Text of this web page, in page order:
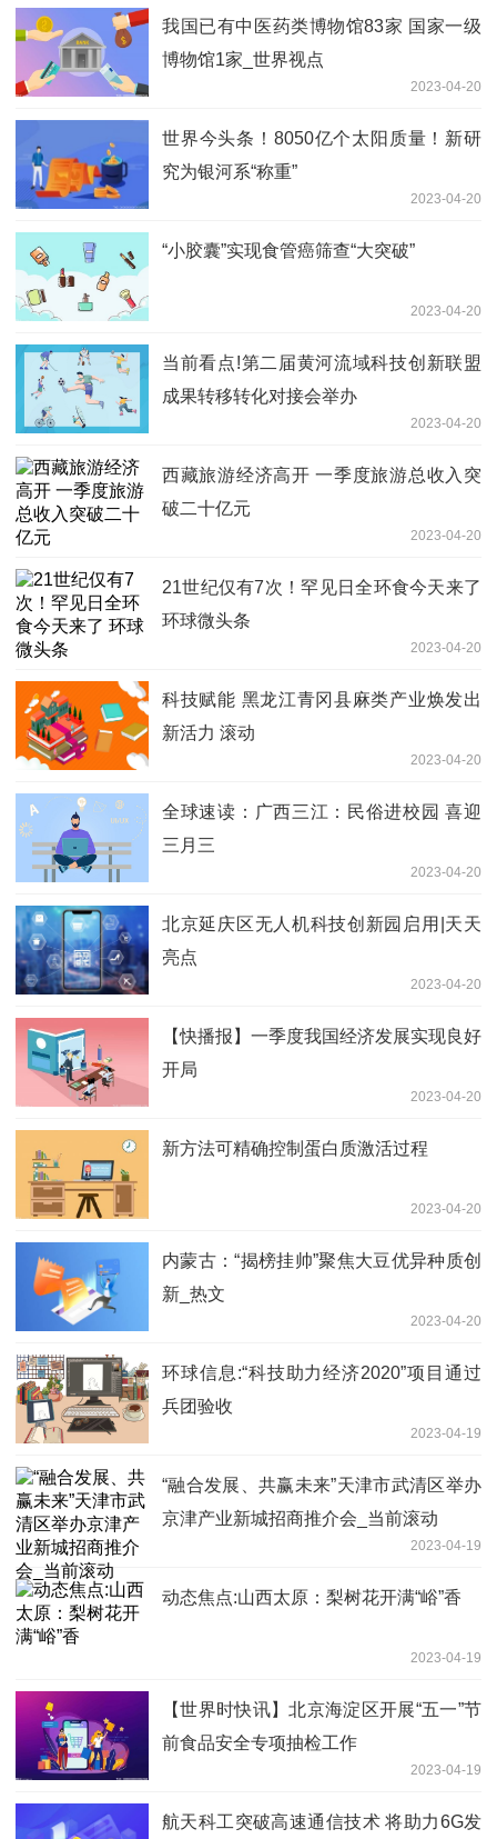
我国已有中医药类博物馆83家 国家一级
博物馆1家_世界视点
2023-04-20
世界今头条！8050亿个太阳质量！新研
究为银河系“称重”
2023-04-20
“小胶囊”实现食管癌筛查“大突破”
2023-04-20
当前看点!第二届黄河流域科技创新联盟
成果转移转化对接会举办
2023-04-20
西藏旅游经济高开 一季度旅游总收入突
破二十亿元
2023-04-20
21世纪仅有7次！罕见日全环食今天来了
环球微头条
2023-04-20
科技赋能 黑龙江青冈县麻类产业焕发出
新活力 滚动
2023-04-20
全球速读：广西三江：民俗进校园 喜迎
三月三
2023-04-20
北京延庆区无人机科技创新园启用|天天
亮点
2023-04-20
【快播报】一季度我国经济发展实现良好
开局
2023-04-20
新方法可精确控制蛋白质激活过程
2023-04-20
内蒙古：“揭榜挂帅”聚焦大豆优异种质创
新_热文
2023-04-20
环球信息:“科技助力经济2020”项目通过
兵团验收
2023-04-19
“融合发展、共赢未来”天津市武清区举办
京津产业新城招商推介会_当前滚动
2023-04-19
动态焦点:山西太原：梨树花开满“峪”香
2023-04-19
【世界时快讯】北京海淀区开展“五一”节
前食品安全专项抽检工作
2023-04-19
航天科工突破高速通信技术 将助力6G发